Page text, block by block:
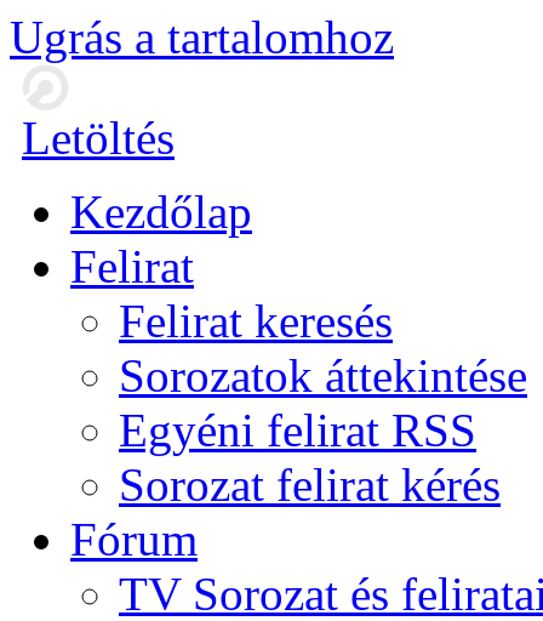
Ugrás a tartalomhoz
Letöltés
Kezdőlap
Felirat
Felirat keresés
Sorozatok áttekintése
Egyéni felirat RSS
Sorozat felirat kérés
Fórum
TV Sorozat és